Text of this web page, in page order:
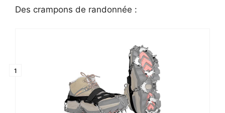
Des crampons de randonnée :
1